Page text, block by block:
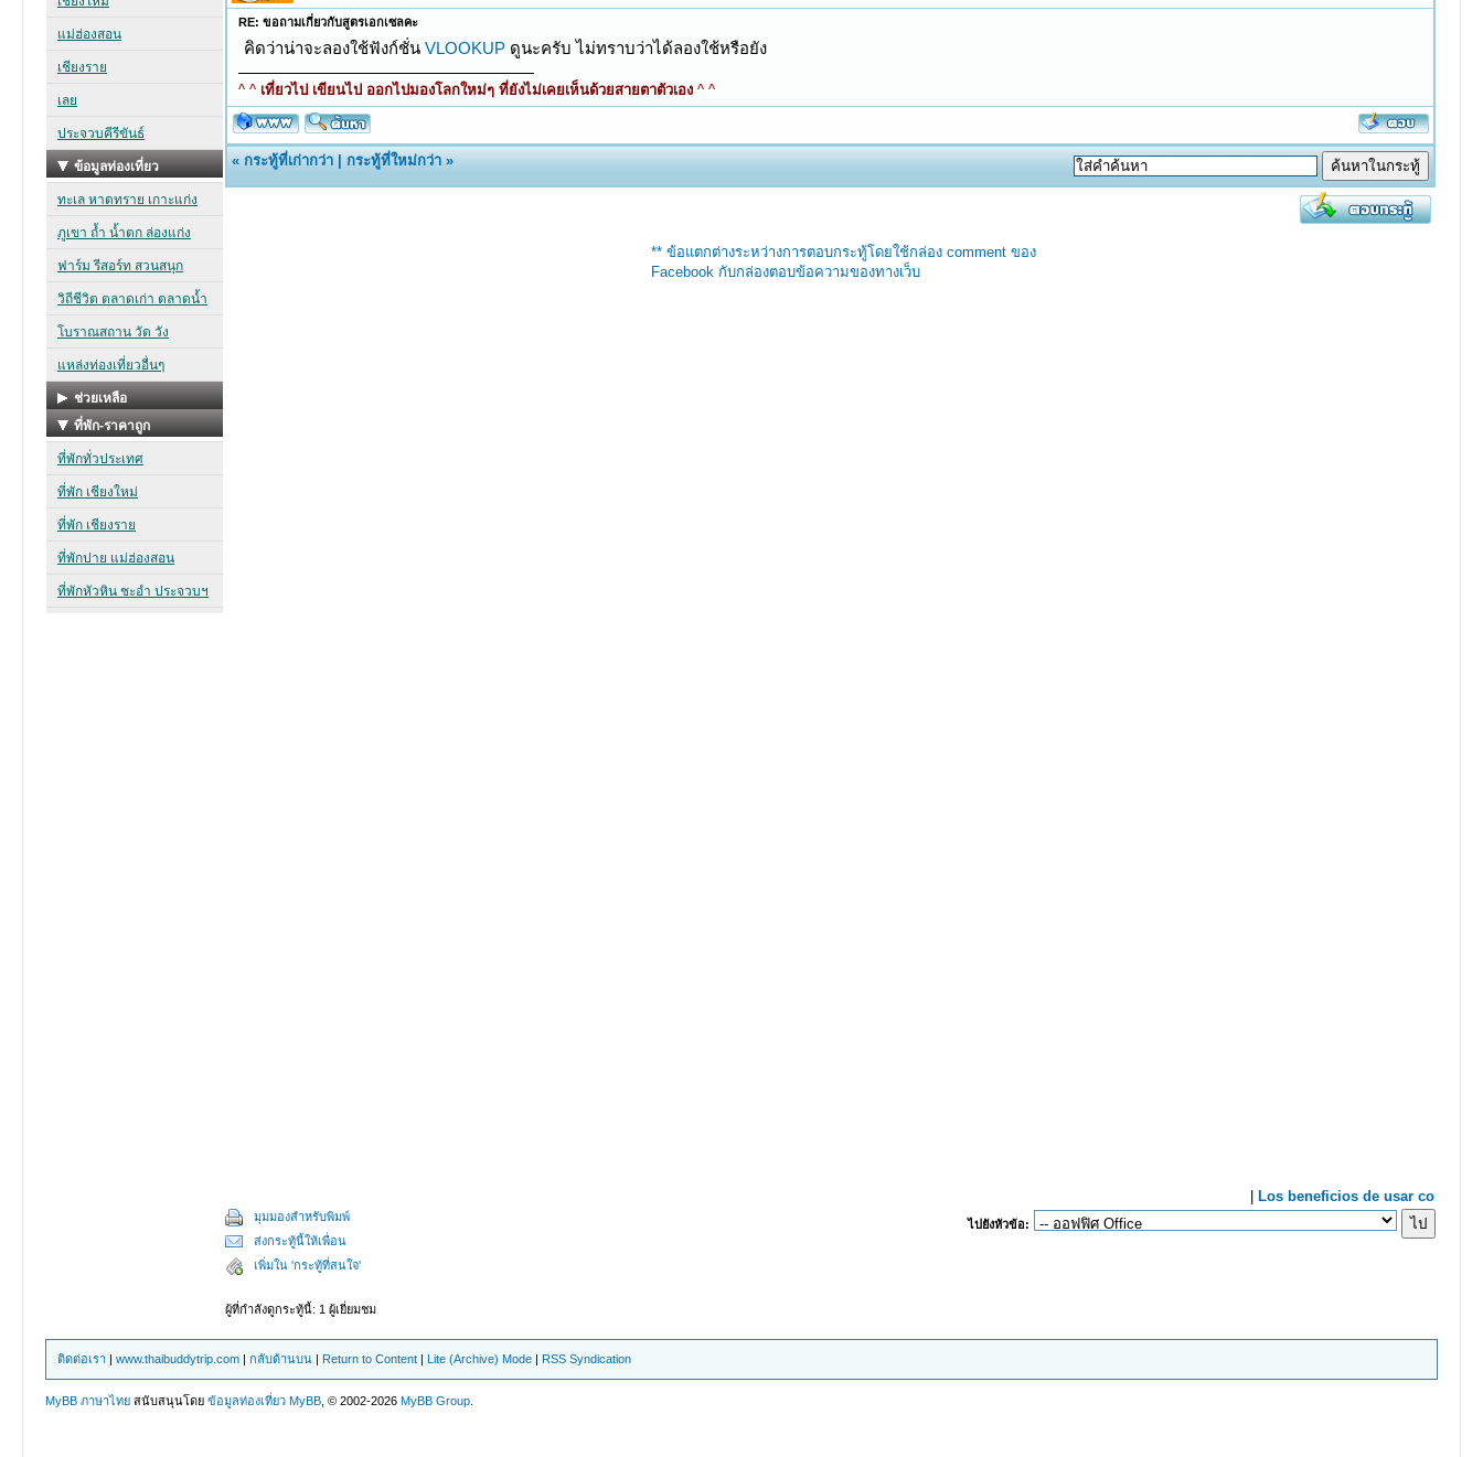
RE: ขอถามเกี่ยวกับสูตรเอกเซลคะ
คิดว่าน่าจะลองใช้ฟังก์ชั่นVLOOKUP ดูนะครับ ไม่ทราบว่าได้ลองใช้หรือยัง
^ ^ เที่ยวไป เขียนไป ออกไปมองโลกใหม่ๆ ที่ยังไม่เคยเห็นด้วยสายตาตัวเอง ^ ^
«กระทู้ที่เก่ากว่า |กระทู้ที่ใหม่กว่า »
** ข้อแตกต่างระหว่างการตอบกระทู้โดยใช้กล่อง comment ของ
Facebook กับกล่องตอบข้อความของทางเว็บ
มุมมองสำหรับพิมพ์
ส่งกระทู้นี้ให้เพื่อน
เพิ่มใน 'กระทู้ที่สนใจ'
ไปยังหัวข้อ:
ผู้ที่กำลังดูกระทู้นี้: 1 ผู้เยี่ยมชม
ติดต่อเรา |www.thaibuddytrip.com |กลับด้านบน | Return to Content | Lite (Archive) Mode | RSS Syndication
MyBB ภาษาไทย สนับสนุนโดยข้อมูลท่องเที่ยว MyBB , © 2002-2026MyBB Group